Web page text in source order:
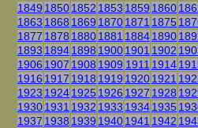
1849 18501852 1853 1859 1860
1863 1868 1869 18701871 1875
1877 1878 18801881 18841890
1893 18941898 19001901 1902
1906 1907 1908 1909 1911 1914
1916 1917 1918 1919 19201921
1923 19241925 1926 1927 1928
19301931 1932 1933 19341935
1937 1938 1939 19401941 1942